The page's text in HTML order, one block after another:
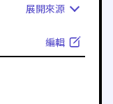
展開來源
編輯